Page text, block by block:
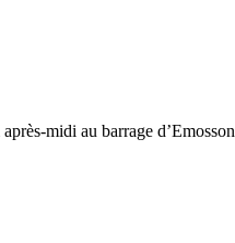
midi au barrage